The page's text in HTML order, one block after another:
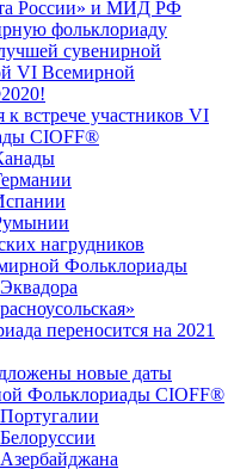
России» и МИД РФ
фольклориаду
сувенирной
VI Всемирной
к встрече участников VI
CIOFF®
нагрудников
Фольклориады
переносится на 2021
новые даты
Фольклориады CIOFF®